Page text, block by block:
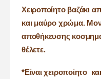
Χειροποίητο βαζάκι
και μαύρο χρώμα.
αποθήκευσης
θέλετε.
*Είναι χειροποίητο